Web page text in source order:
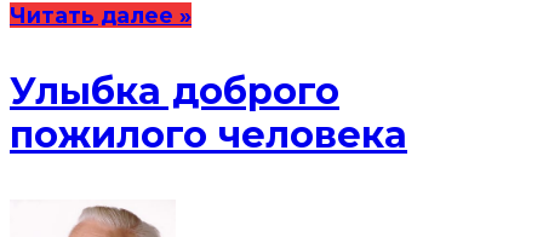
Читать далее »
Улыбка доброго
пожилого человека